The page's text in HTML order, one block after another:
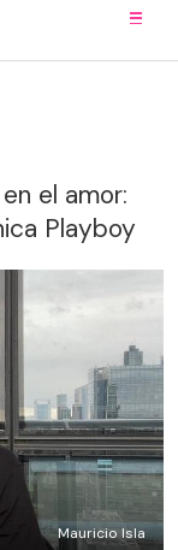
el amor:
Playboy
Mauricio Isla